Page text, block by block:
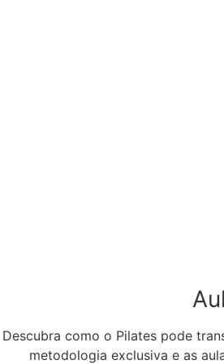
Descubra como o Pilates pode
metodologia exclusiva e as